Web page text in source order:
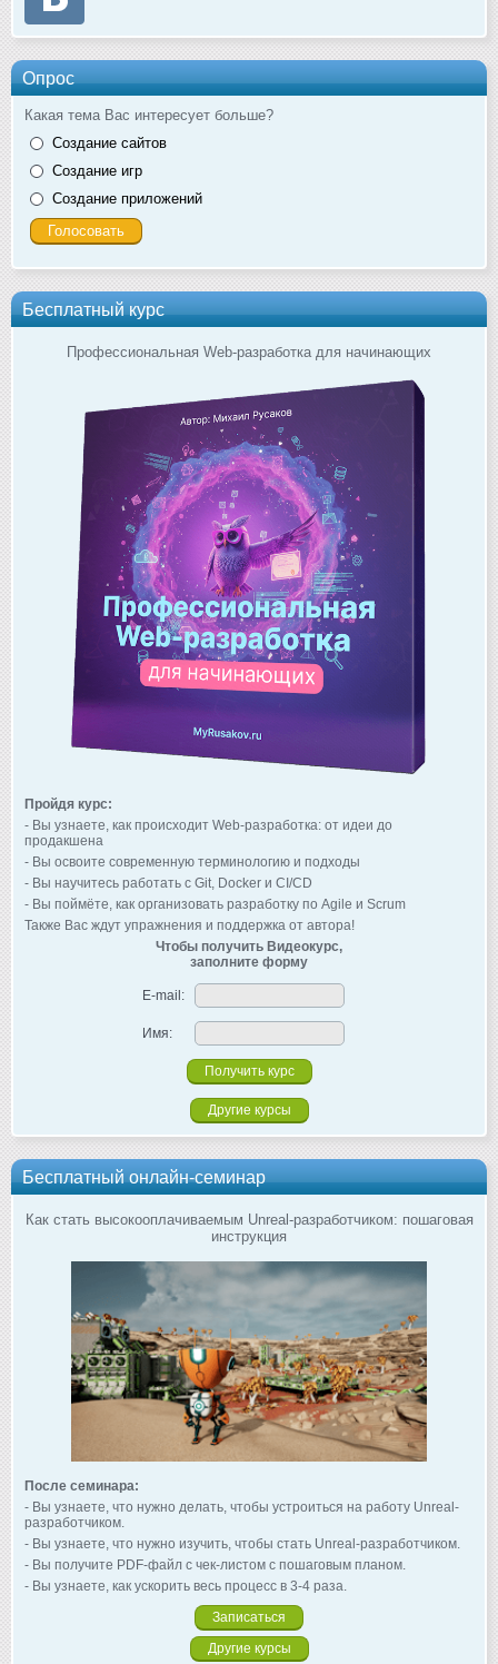
Опрос
Какая тема Вас интересует больше?
Создание сайтов
Создание игр
Создание приложений
Бесплатный курс
Профессиональная Web-разработка для начинающих
Пройдя курс:
- Вы узнаете, как происходит Web-разработка: от идеи до
продакшена
- Вы освоите современную терминологию и подходы
- Вы научитесь работать с Git, Docker и CI/CD
- Вы поймёте, как организовать разработку по Agile и Scrum
Также Вас ждут упражнения и поддержка от автора!
Чтобы получить Видеокурс,
заполните форму
E-mail:
Имя:
Другие курсы
Бесплатный онлайн-семинар
Как стать высокооплачиваемым Unreal-разработчиком: пошаговая
инструкция
После семинара:
- Вы узнаете, что нужно делать, чтобы устроиться на работу Unreal-
разработчиком.
- Вы узнаете, что нужно изучить, чтобы стать Unreal-разработчиком.
- Вы получите PDF-файл с чек-листом с пошаговым планом.
- Вы узнаете, как ускорить весь процесс в 3-4 раза.
Записаться
Другие курсы